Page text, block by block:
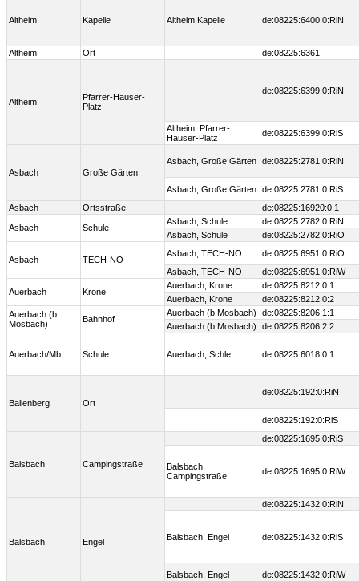
Altheim Kapelle Altheim Kapelle de:08225:6400:0:RiN
Altheim Ort de:08225:6361
Altheim
Pfarrer-Hauser-
Platz
de:08225:6399:0:RiN
Altheim, Pfarrer-
Hauser-Platz
de:08225:6399:0:RiS
Asbach Große Gärten
Asbach, Große Gärten de:08225:2781:0:RiN
Asbach, Große Gärten de:08225:2781:0:RiS
Asbach
Ortsstraße de:08225:16920:0:1
Asbach Schule
Asbach, Schule
de:08225:2782:0:RiN
Asbach, Schule
de:08225:2782:0:RiO
Asbach TECH-NO
Asbach, TECH-NO
de:08225:6951:0:RiO
Asbach, TECH-NO
de:08225:6951:0:RiW
Auerbach Krone
Auerbach, Krone
de:08225:8212:0:1
Auerbach, Krone
de:08225:8212:0:2
Auerbach (b.
Mosbach)
Bahnhof
Auerbach (b Mosbach)
de:08225:8206:1:1
Auerbach (b Mosbach)
de:08225:8206:2:2
Auerbach/Mb Schule Auerbach, Schle de:08225:6018:0:1
Ballenberg Ort
de:08225:192:0:RiN
de:08225:192:0:RiS
Balsbach Campingstraße
de:08225:1695:0:RiS
Balsbach,
Campingstraße
de:08225:1695:0:RiW
Balsbach Engel
de:08225:1432:0:RiN
Balsbach, Engel de:08225:1432:0:RiS
Balsbach, Engel de:08225:1432:0:RiW